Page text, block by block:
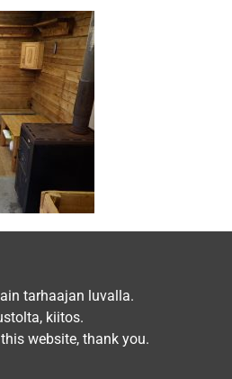
tarhaajan luvalla.
kiitos.
website, thank you.